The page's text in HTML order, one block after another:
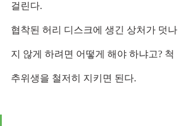
걸린다.
협착된 허리 디스크에 생긴 상처가 덧나
지 않게 하려면 어떻게 해야 하냐고? 척
추위생을 철저히 지키면 된다.